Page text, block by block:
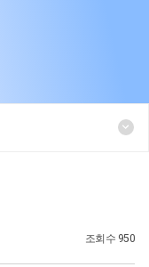
조회수 950